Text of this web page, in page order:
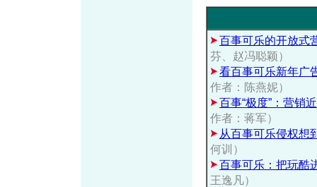
百事可乐的开放式
芬、赵冯聪颖）
看百事可乐新年广
作者：陈燕妮）
百事“极度”：营销
作者：蒋军）
从百事可乐侵权想
何训）
百事可乐：把玩酷
王逸凡）